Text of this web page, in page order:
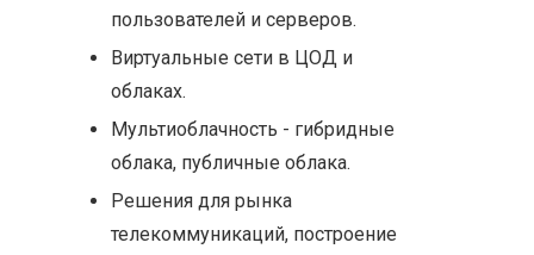
пользователей и серверов.
Виртуальные сети в ЦОД и
облаках.
Мультиоблачность - гибридные
облака, публичные облака.
Решения для рынка
телекоммуникаций, построение